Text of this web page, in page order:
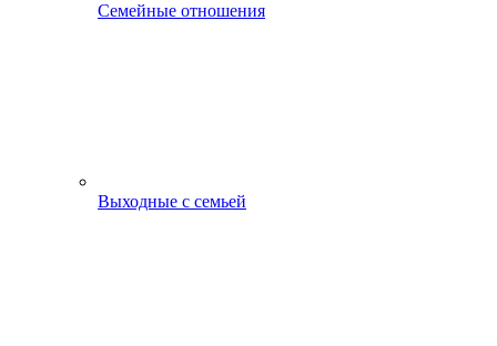
Семейные отношения
Выходные с семьей